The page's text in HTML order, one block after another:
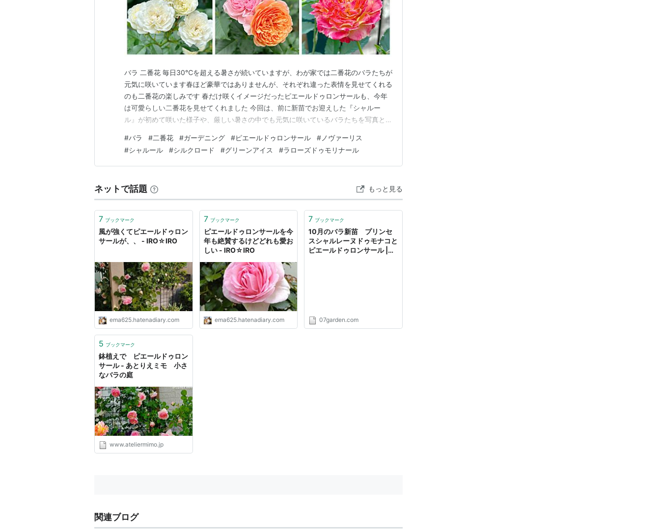
バラ 二番花 毎日30℃を超える暑さが続いていますが、わが家では二番花のバラたちが
元気に咲いています春ほど豪華ではありませんが、それぞれ違った表情を見せてくれる
のも二番花の楽しみです 春だけ咲くイメージだったピエールドゥロンサールも、今年
は可愛らしい二番花を見せてくれました 今回は、前に新苗でお迎えした『シャルー
ル』が初めて咲いた様子や、厳しい暑さの中でも元気に咲いているバラたちを写真とと
花が咲くと思っていませんでしたつるバラだから、春に一度咲いて終わり・・・くらい
に思っていたのですが勘違いだったようです春がメイ…
#バラ #二番花 #ガーデニング #ピエールドゥロンサール # ノヴァーリス
#シャルール #シルクロード #グリーンアイス #ラローズドゥモリナール
ネットで話題 もっと見る
7 ブックマーク
風が強くてピエールドゥロン
サールが、、 - IRO☆IRO
ema625.hatenadiary.com
7 ブックマーク
ピエールドゥロンサールを今
年も絶賛するけどどれも愛お
しい - IRO☆IRO
ema625.hatenadiary.com
7 ブックマーク
10月のバラ新苗 プリンセ
スシャルレーヌドゥモナコと
ピエールドゥロンサール |
07garden.com
5 ブックマーク
鉢植えで ピエールドゥロン
サール - あとりえミモ 小さ
なバラの庭
www.ateliermimo.jp
関連ブログ